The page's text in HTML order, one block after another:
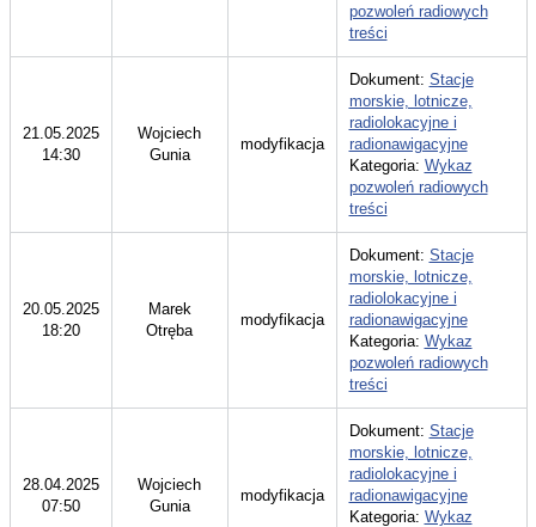
pozwoleń radiowych
treści
21.05.2025
14:30
Wojciech
Gunia
modyfikacja
Dokument: Stacje
morskie, lotnicze,
radiolokacyjne i
radionawigacyjne
Kategoria: Wykaz
pozwoleń radiowych
treści
20.05.2025
18:20
Marek
Otręba
modyfikacja
Dokument: Stacje
morskie, lotnicze,
radiolokacyjne i
radionawigacyjne
Kategoria: Wykaz
pozwoleń radiowych
treści
28.04.2025
07:50
Wojciech
Gunia
modyfikacja
Dokument: Stacje
morskie, lotnicze,
radiolokacyjne i
radionawigacyjne
Kategoria: Wykaz